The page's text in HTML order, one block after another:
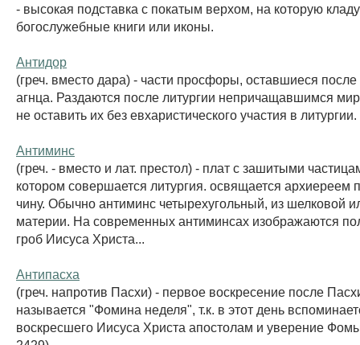
- высокая подставка с покатым верхом, на которую
богослужебные книги или иконы.
Антидор
(греч. вместо дара) - части просфоры, оставшиеся
агнца. Раздаются после литургии непричащавшимся
не оставить их без евхаристического участия в литургии.
Антиминс
(греч. - вместо и лат. престол) - плат с зашитыми
котором совершается литургия. освящается архиереем
чину. Обычно антиминс четырехугольный, из шелковой
материи. На современных антиминсах изображаются
гроб Иисуса Христа...
Антипасха
(греч. напротив Пасхи) - первое воскресение после
называется "Фомина неделя", т.к. в этот день
воскресшего Иисуса Христа апостолам и уверение